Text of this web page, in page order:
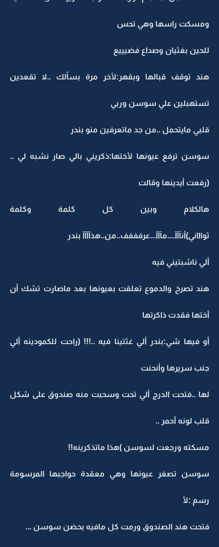
ومسكت راسها وهي تحس
للحين بغثيان وصداع فضيييع
هند توقف قبالها وبقهر:لأخر مرة بسألك ..لا تقعدين
تستهبلين علي سوسن وربي
قلبي مايتحمل ..من جد ماتعرفين منو بندر
سوسن ترفع عيونها لأختها:ذكريني بالي صار نشبه لي ..
(رفعت أيدينها وقالت
هالكلام وبين كل كلمة وكلمة
ثواااني)أنآآآ....مآآآ...عرفففف..من..هذآآآآ بندر
ألي ناشبتيني فيه
هند تصرخ والدموع تعلقت بعيونها بعد ماصارت تشك أن
أختها فقدت ذاكرتها
أو فيها شي:بندر ألي غثتينا فيه ..!!! (راحت للكمودينه ألي
جنب سريرها وأنحنت
لها ..فتحت الدرج ألي تحت وسحبت منه صندوق على شكل
قلب لونه أحمر ..
مسكته ورجعت لسوسن )هذا ماتذكرينه!!
سوسن تصغر عيونها وهي معقدة حواجبها المرسومة
رسم :لأ
فتحت هند الصندوق ورمت كل مافيه بحضن سوسن ...